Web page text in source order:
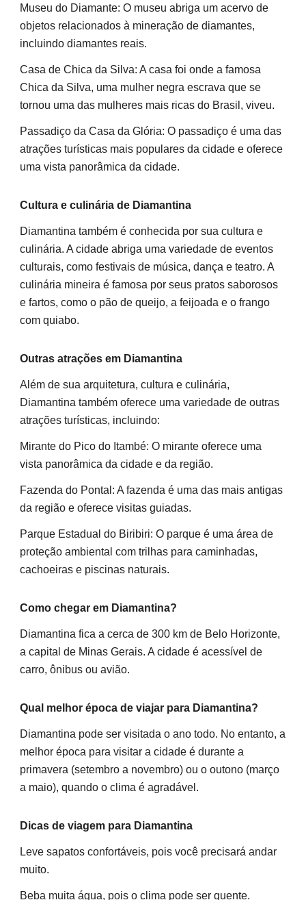
Museu do Diamante: O museu abriga um acervo de
objetos relacionados à mineração de diamantes,
incluindo diamantes reais.
Casa de Chica da Silva: A casa foi onde a famosa
Chica da Silva, uma mulher negra escrava que se
tornou uma das mulheres mais ricas do Brasil, viveu.
Passadiço da Casa da Glória: O passadiço é uma das
atrações turísticas mais populares da cidade e oferece
uma vista panorâmica da cidade.
Cultura e culinária de Diamantina
Diamantina também é conhecida por sua cultura e
culinária. A cidade abriga uma variedade de eventos
culturais, como festivais de música, dança e teatro. A
culinária mineira é famosa por seus pratos saborosos
e fartos, como o pão de queijo, a feijoada e o frango
com quiabo.
Outras atrações em Diamantina
Além de sua arquitetura, cultura e culinária,
Diamantina também oferece uma variedade de outras
atrações turísticas, incluindo:
Mirante do Pico do Itambé: O mirante oferece uma
vista panorâmica da cidade e da região.
Fazenda do Pontal: A fazenda é uma das mais antigas
da região e oferece visitas guiadas.
Parque Estadual do Biribiri: O parque é uma área de
proteção ambiental com trilhas para caminhadas,
cachoeiras e piscinas naturais.
Como chegar em Diamantina?
Diamantina fica a cerca de 300 km de Belo Horizonte,
a capital de Minas Gerais. A cidade é acessível de
carro, ônibus ou avião.
Qual melhor época de viajar para Diamantina?
Diamantina pode ser visitada o ano todo. No entanto, a
melhor época para visitar a cidade é durante a
primavera (setembro a novembro) ou o outono (março
a maio), quando o clima é agradável.
Dicas de viagem para Diamantina
Leve sapatos confortáveis, pois você precisará andar
muito.
Beba muita água, pois o clima pode ser quente.